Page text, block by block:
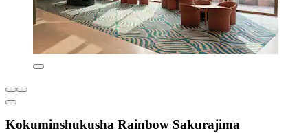
Kokuminshukusha Rainbow Sakurajima